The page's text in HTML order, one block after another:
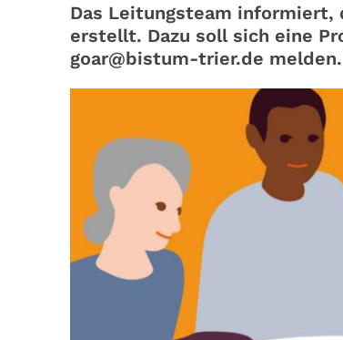
Das Leitungsteam informiert,
erstellt. Dazu soll sich eine
goar@bistum-trier.de melden.